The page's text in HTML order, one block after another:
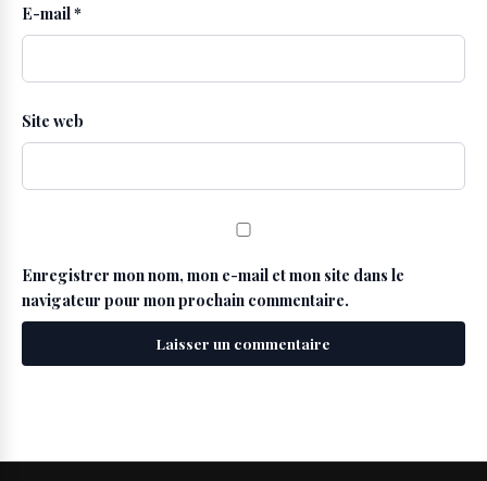
E-mail*
Site web
Enregistrer mon nom, mon e-mail et mon site dans le
navigateur pour mon prochain commentaire.